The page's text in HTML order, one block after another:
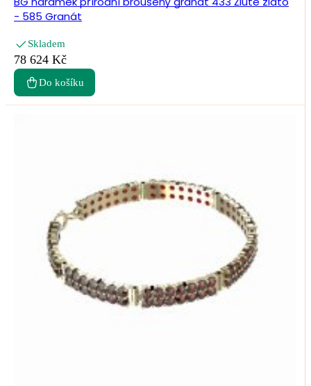
- 585 Granát
Skladem
78 624 Kč
Do košíku